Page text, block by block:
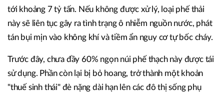
tới khoảng 7 tỷ tấn. Nếu không được xử lý, loại phế thải
này sẽ liên tục gây ra tình trạng ô nhiễm nguồn nước, phát
tán bụi mịn vào không khí và tiềm ẩn nguy cơ tự bốc cháy.
Trước đây, chưa đầy 60% ngọn núi phế thạch này được tái
sử dụng. Phần còn lại bị bỏ hoang, trở thành một khoản
"thuế sinh thái" đè nặng dài hạn lên các đô thị sống phụ